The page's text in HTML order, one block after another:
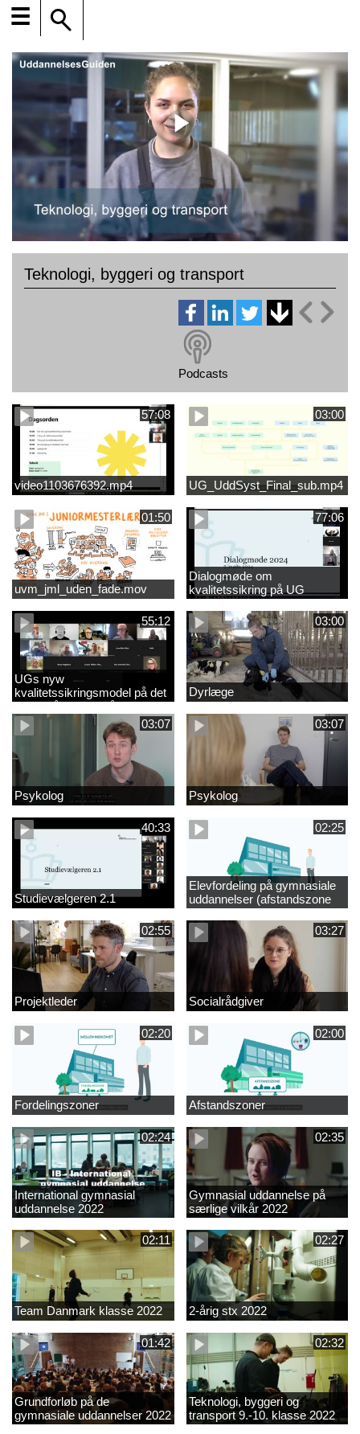
☰
Teknologi, byggeri og transport
Podcasts
57:08
video1103676392.mp4
03:00
UG_UddSyst_Final_sub.mp4
01:50
uvm_jml_uden_fade.mov
77:06
Dialogmøde om
kvalitetssikring på UG
55:12
UGs nyw
kvalitetssikringsmodel på det
videregående område
03:00
Dyrlæge
03:07
Psykolog
03:07
Psykolog
40:33
Studievælgeren 2.1
02:25
Elevfordeling på gymnasiale
uddannelser (afstandszone
redigeret)
02:55
Projektleder
03:27
Socialrådgiver
02:20
Fordelingszoner
02:00
Afstandszoner
02:24
International gymnasial
uddannelse 2022
02:35
Gymnasial uddannelse på
særlige vilkår 2022
02:11
Team Danmark klasse 2022
02:27
2-årig stx 2022
01:42
Grundforløb på de
gymnasiale uddannelser 2022
02:32
Teknologi, byggeri og
transport 9.-10. klasse 2022